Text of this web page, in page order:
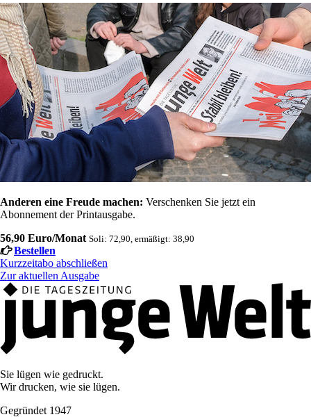
Anderen eine Freude machen: Verschenken Sie jetzt ein
Abonnement der Printausgabe.
56,90 Euro/Monat Soli: 72,90, ermäßigt: 38,90
Bestellen
Kurzzeitabo abschließen
Zur aktuellen Ausgabe
Sie lügen wie gedruckt.
Wir drucken, wie sie lügen.
Gegründet 1947